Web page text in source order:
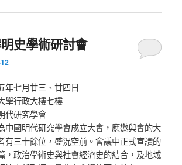
史學術研討會
年七月廿三、廿四日
學行政大樓七樓
代研究學會
中國明代研究學會成立大會，應邀與會的大
有三十餘位，盛況空前。會議中正式宣讀的
，政治學術史與社會經濟史的結合，及地域